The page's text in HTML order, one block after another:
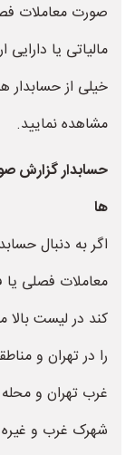
صورت معاملات
مالیاتی یا
خیلی از حسابدار
مشاهده نمایید.
حسابدار گزارش
ها
اگر به دنبال
معاملات فصلی یا
کند در لیست بالا
را در تهران و
غرب تهران و محله
شهرک غرب و غیره